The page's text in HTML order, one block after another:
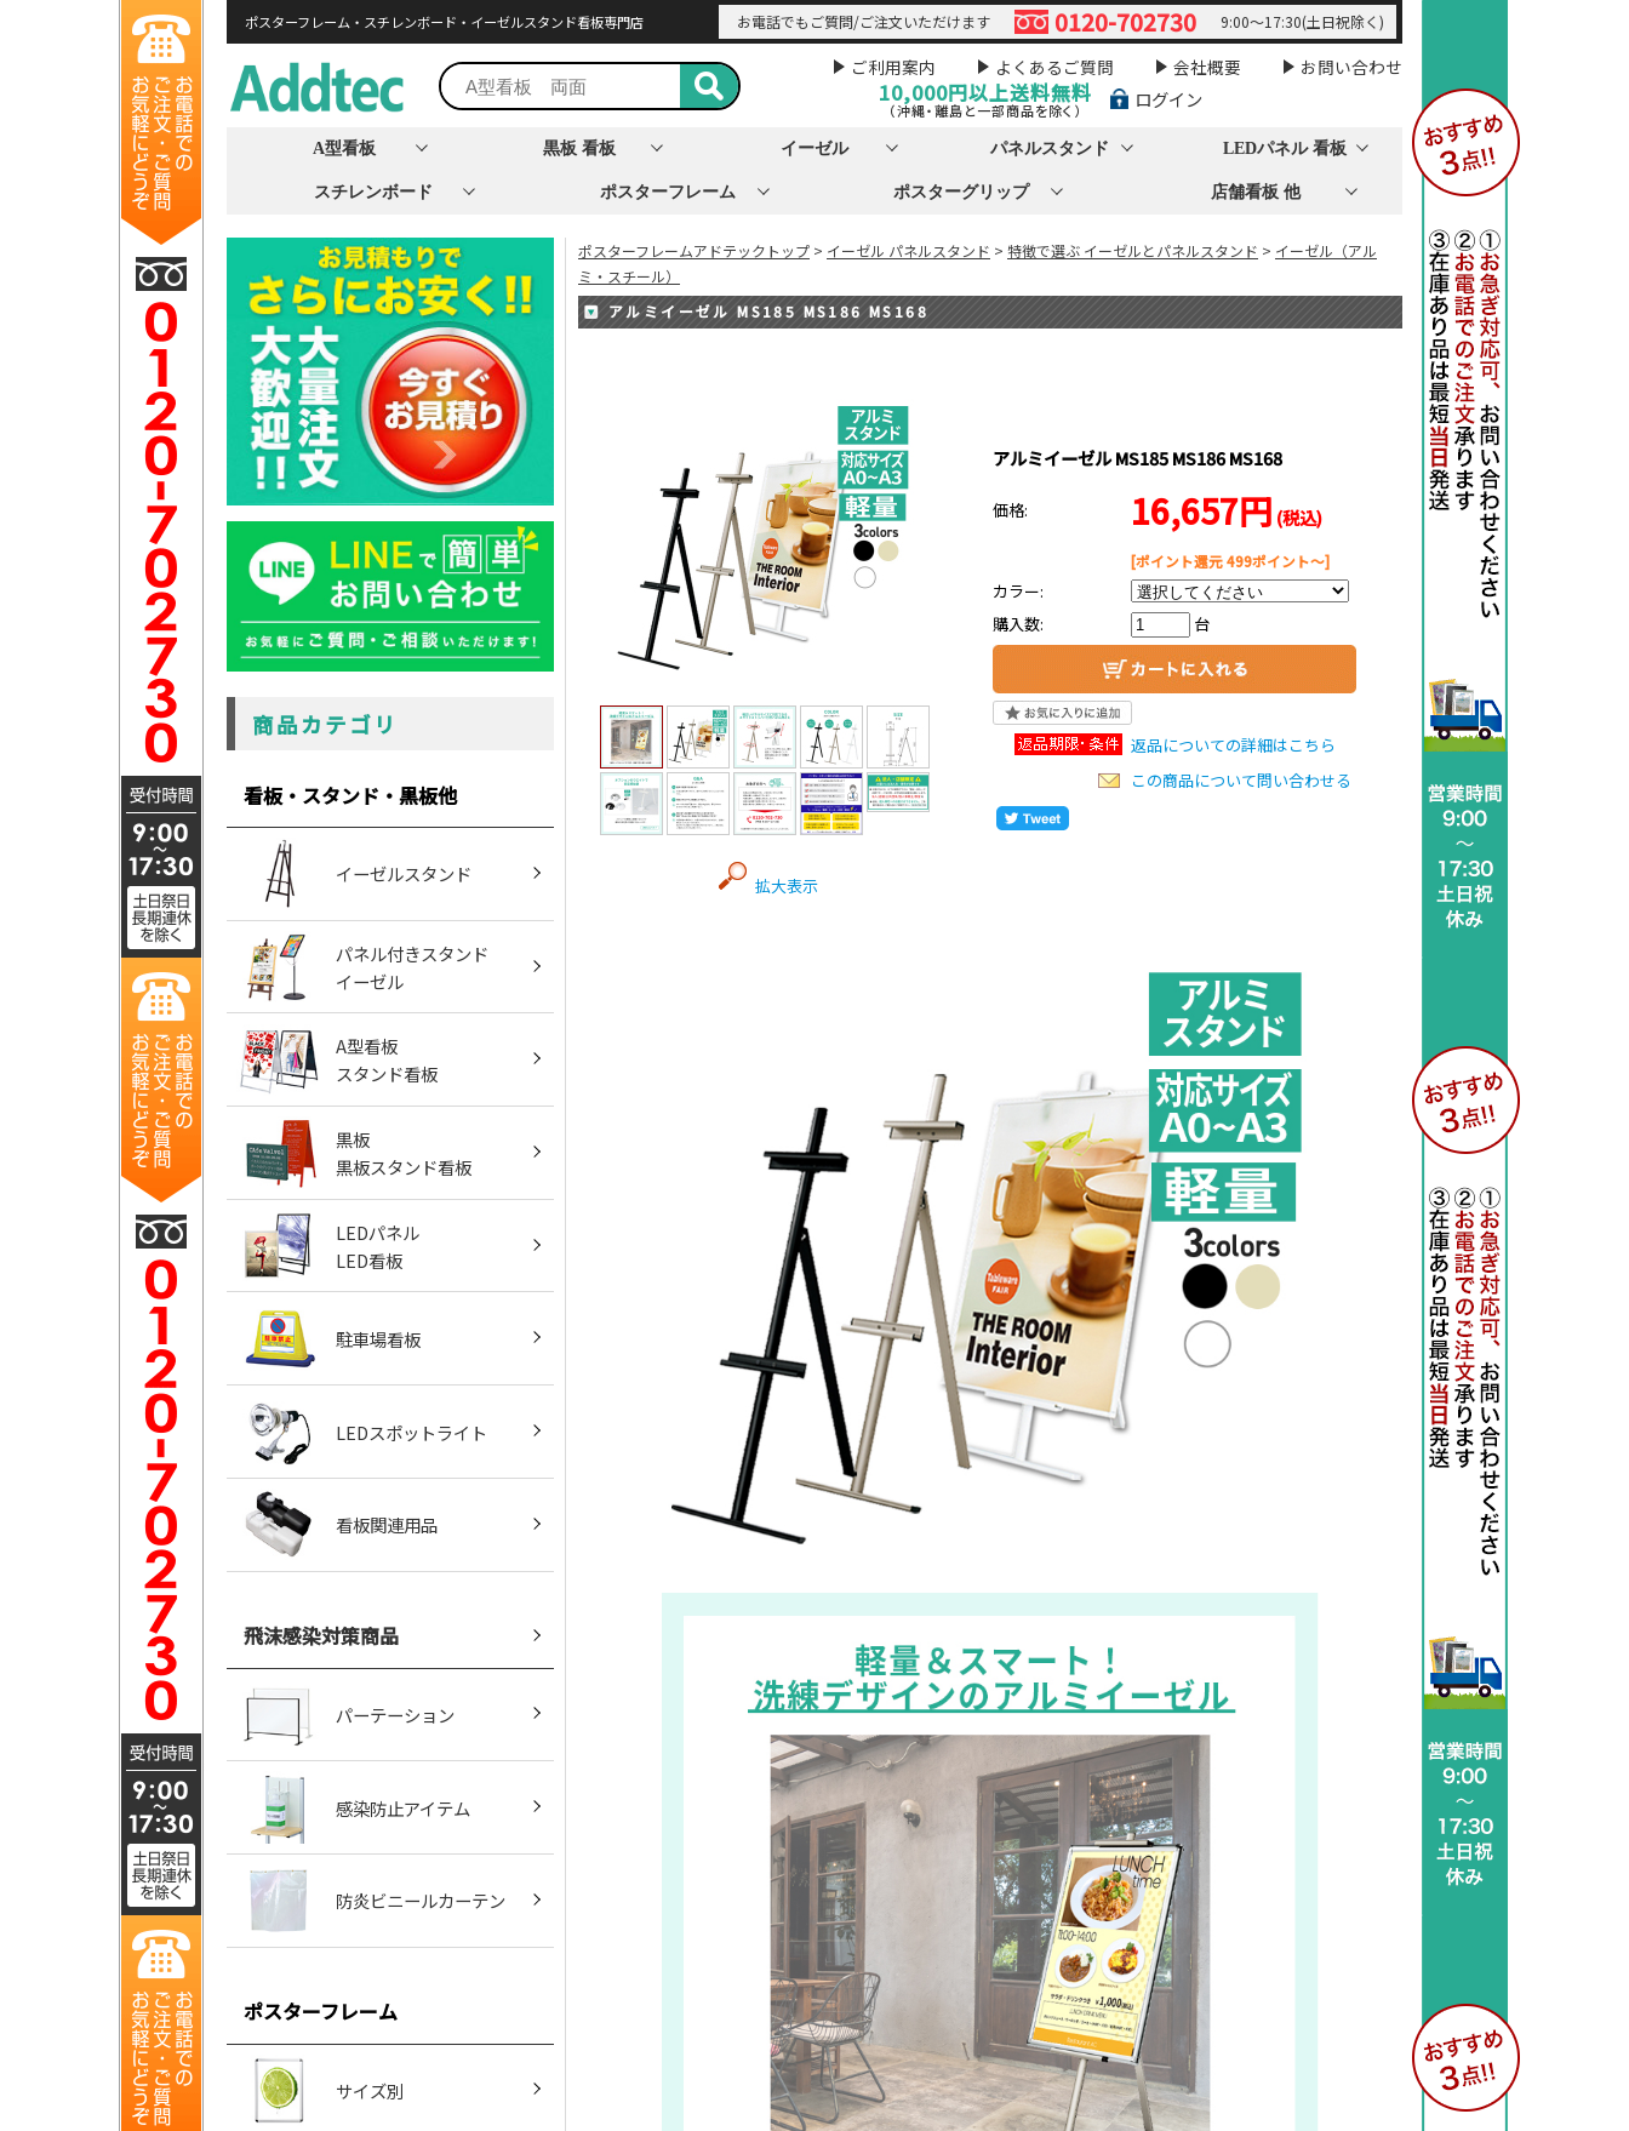
ポスターフレーム・スチレンボード・イーゼルスタンド看板専門店 お電話でもご質問/ご注文いただけます 0120-702730 9:00～17:30(土日祝除く)
ご利用案内 よくあるご質問 会社概要 お問い合わせ
10,000円以上送料無料
（沖縄・離島と一部商品を除く） ログイン
A型看板 黒板 看板 イーゼル パネルスタンド LEDパネル 看板
スチレンボード ポスターフレーム ポスターグリップ 店舗看板 他
商品カテゴリ
看板・スタンド・黒板他
イーゼルスタンド
パネル付きスタンド
イーゼル
A型看板
スタンド看板
黒板
黒板スタンド看板
LEDパネル
LED看板
駐車場看板
LEDスポットライト
看板関連用品
飛沫感染対策商品
パーテーション
感染防止アイテム
防炎ビニールカーテン
ポスターフレーム
サイズ別
ポスターフレームアドテックトップ > イーゼル パネルスタンド > 特徴で選ぶ イーゼルとパネルスタンド > イーゼル（アル
ミ・スチール）
アルミイーゼル MS185 MS186 MS168
拡大表示
アルミイーゼル MS185 MS186 MS168
価格: 16,657円 (税込)
[ポイント還元 499ポイント～]
カラー:
購入数:
台
返品についての詳細はこちら
この商品について問い合わせる